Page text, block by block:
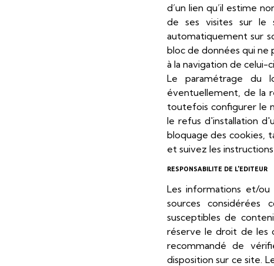
d’un lien qu’il estime
de ses visites sur le
automatiquement sur
bloc de données qui ne
à la navigation de celui-
Le paramétrage du
éventuellement, de la
toutefois configurer le
le refus d'installation
bloquage des cookies,
et suivez les
RESPONSABILITE DE L'EDITEUR
Les informations et/
sources
susceptibles de
réserve le droit de les
recommandé de
disposition sur ce site.